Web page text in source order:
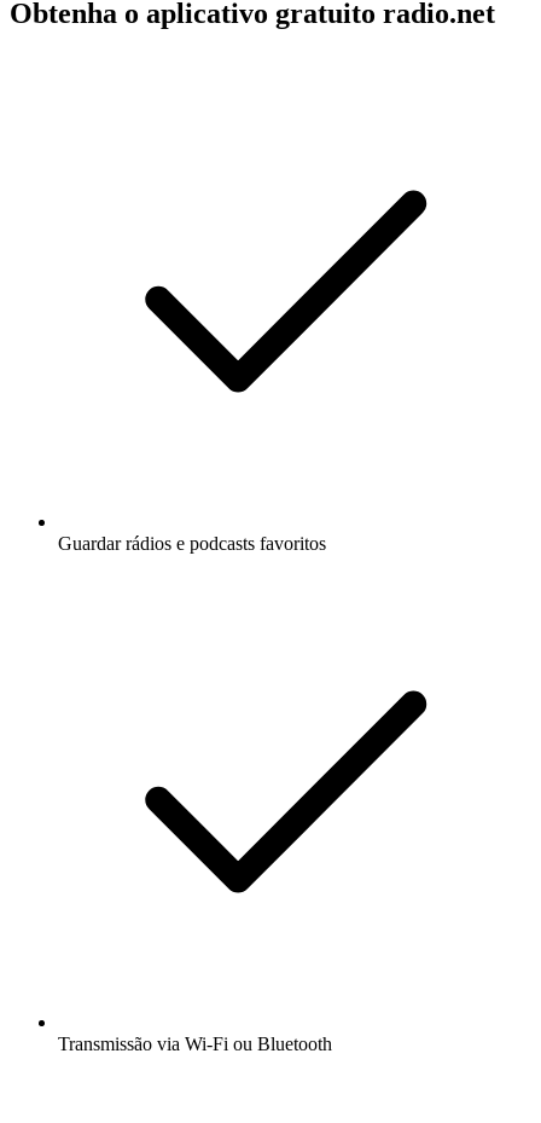
Obtenha o aplicativo gratuito radio.net
Guardar rádios e podcasts favoritos
Transmissão via Wi-Fi ou Bluetooth